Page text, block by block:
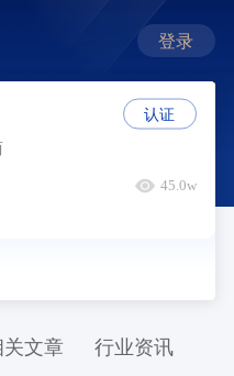
登录
45.0w
认证
文章 行业资讯